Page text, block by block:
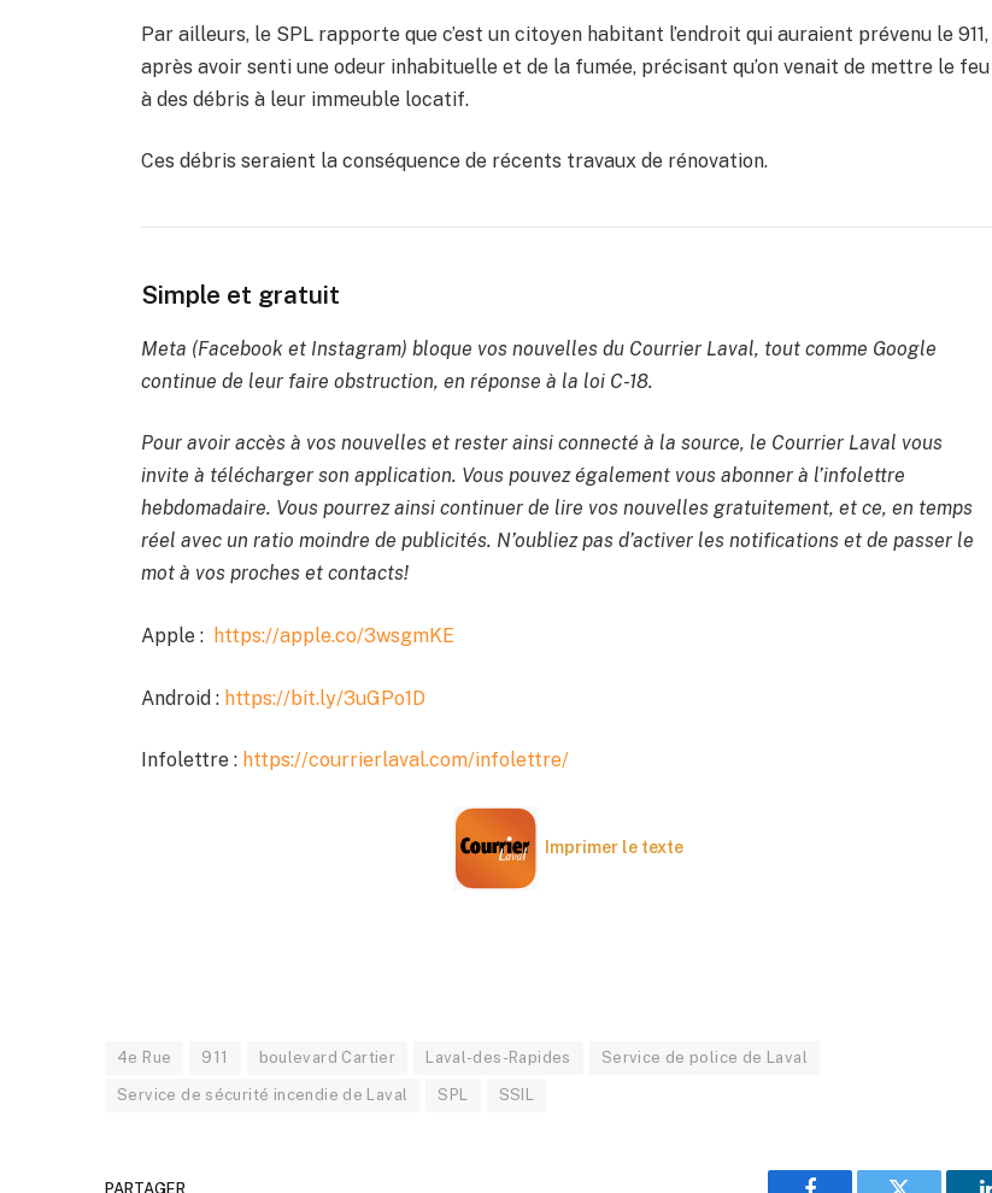
Par ailleurs, le SPL rapporte que c’est un citoyen habitant l’endroit qui auraient prévenu le 911,
après avoir senti une odeur inhabituelle et de la fumée, précisant qu’on venait de mettre le feu
à des débris à leur immeuble locatif.
Ces débris seraient la conséquence de récents travaux de rénovation.
Simple et gratuit
Meta (Facebook et Instagram) bloque vos nouvelles du Courrier Laval, tout comme Google
continue de leur faire obstruction, en réponse à la loi C-18.
Pour avoir accès à vos nouvelles et rester ainsi connecté à la source, le Courrier Laval vous
invite à télécharger son application. Vous pouvez également vous abonner à l’infolettre
hebdomadaire. Vous pourrez ainsi continuer de lire vos nouvelles gratuitement, et ce, en temps
réel avec un ratio moindre de publicités. N’oubliez pas d’activer les notifications et de passer le
mot à vos proches et contacts!
Apple : https://apple.co/3wsgmKE
Android : https://bit.ly/3uGPo1D
Infolettre : https://courrierlaval.com/infolettre/
Imprimer le texte
4e Rue 911 boulevard Cartier Laval-des-Rapides Service de police de Laval
Service de sécurité incendie de Laval SPL SSIL
PARTAGER